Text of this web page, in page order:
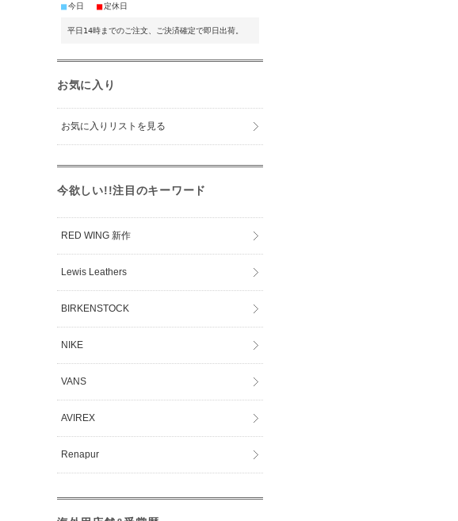
■今日 ■定休日
平日14時までのご注文、ご決済確定で即日出荷。
お気に入り
お気に入りリストを見る
今欲しい!!注目のキーワード
RED WING 新作
Lewis Leathers
BIRKENSTOCK
NIKE
VANS
AVIREX
Renapur